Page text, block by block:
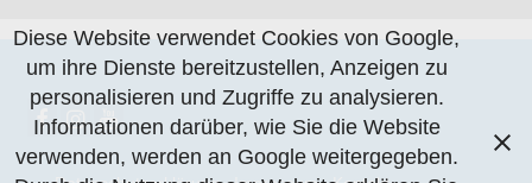
Diese Website verwendet Cookies von Google,
um ihre Dienste bereitzustellen, Anzeigen zu
personalisieren und Zugriffe zu analysieren.
Informationen darüber, wie Sie die Website
verwenden, werden an Google weitergegeben.